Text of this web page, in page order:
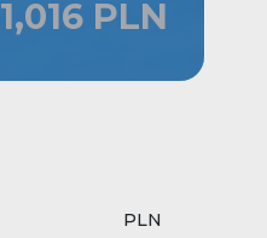
1,016 PLN
PLN